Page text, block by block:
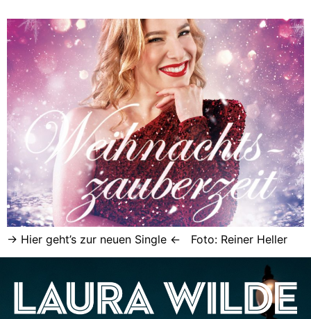
-> Hier geht’s zur neuen Single <- Foto: Reiner Heller